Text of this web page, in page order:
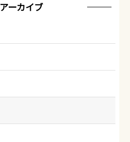
アーカイブ